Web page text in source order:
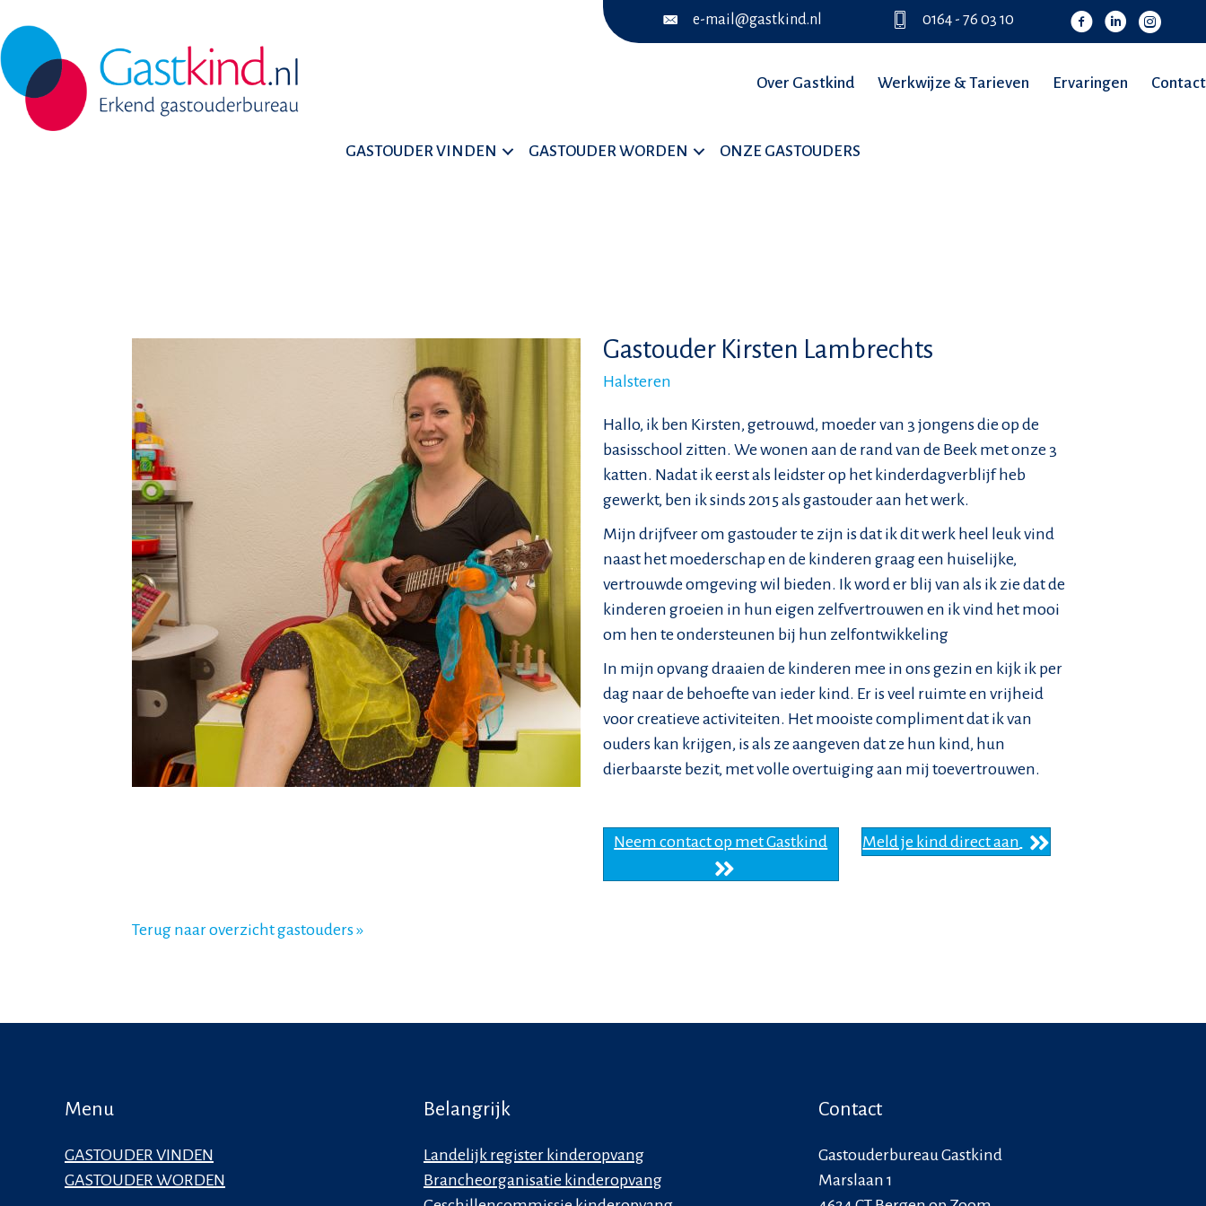
e-mail@gastkind.nl 0164 - 76 03 10
Over Gastkind Werkwijze & Tarieven Ervaringen Contact
GASTOUDER VINDEN GASTOUDER WORDEN ONZE GASTOUDERS
Gastouder Kirsten Lambrechts
Halsteren
Hallo, ik ben Kirsten, getrouwd, moeder van 3 jongens die op de
basisschool zitten. We wonen aan de rand van de Beek met onze 3
katten. Nadat ik eerst als leidster op het kinderdagverblijf heb
gewerkt, ben ik sinds 2015 als gastouder aan het werk.
Mijn drijfveer om gastouder te zijn is dat ik dit werk heel leuk vind
naast het moederschap en de kinderen graag een huiselijke,
vertrouwde omgeving wil bieden. Ik word er blij van als ik zie dat de
kinderen groeien in hun eigen zelfvertrouwen en ik vind het mooi
om hen te ondersteunen bij hun zelfontwikkeling
In mijn opvang draaien de kinderen mee in ons gezin en kijk ik per
dag naar de behoefte van ieder kind. Er is veel ruimte en vrijheid
voor creatieve activiteiten. Het mooiste compliment dat ik van
ouders kan krijgen, is als ze aangeven dat ze hun kind, hun
dierbaarste bezit, met volle overtuiging aan mij toevertrouwen.
Neem contact op met Gastkind Meld je kind direct aan
Terug naar overzicht gastouders »
Menu
GASTOUDER VINDEN
GASTOUDER WORDEN
Belangrijk
Landelijk register kinderopvang
Brancheorganisatie kinderopvang
Contact
Gastouderbureau Gastkind
Marslaan 1